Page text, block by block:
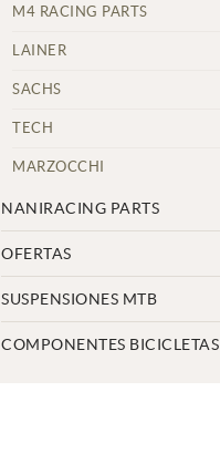
M4 RACING PARTS
LAINER
SACHS
TECH
MARZOCCHI
NANIRACING PARTS
OFERTAS
SUSPENSIONES MTB
COMPONENTES BICICLETAS